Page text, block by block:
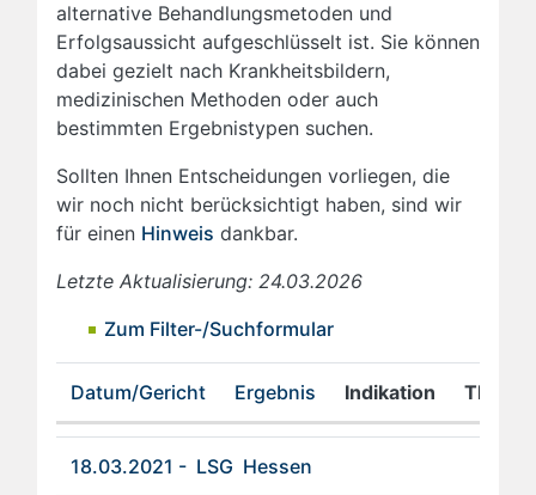
alternative Behandlungsmetoden und
Erfolgsaussicht aufgeschlüsselt ist. Sie können
dabei gezielt nach Krankheitsbildern,
medizinischen Methoden oder auch
bestimmten Ergebnistypen suchen.
Sollten Ihnen Entscheidungen vorliegen, die
wir noch nicht berücksichtigt haben, sind wir
für einen Hinweis dankbar.
Letzte Aktualisierung: 24.03.2026
Zum Filter-/Suchformular
Datum/Gericht Ergebnis Indikation
18.03.2021 - LSG Hessen